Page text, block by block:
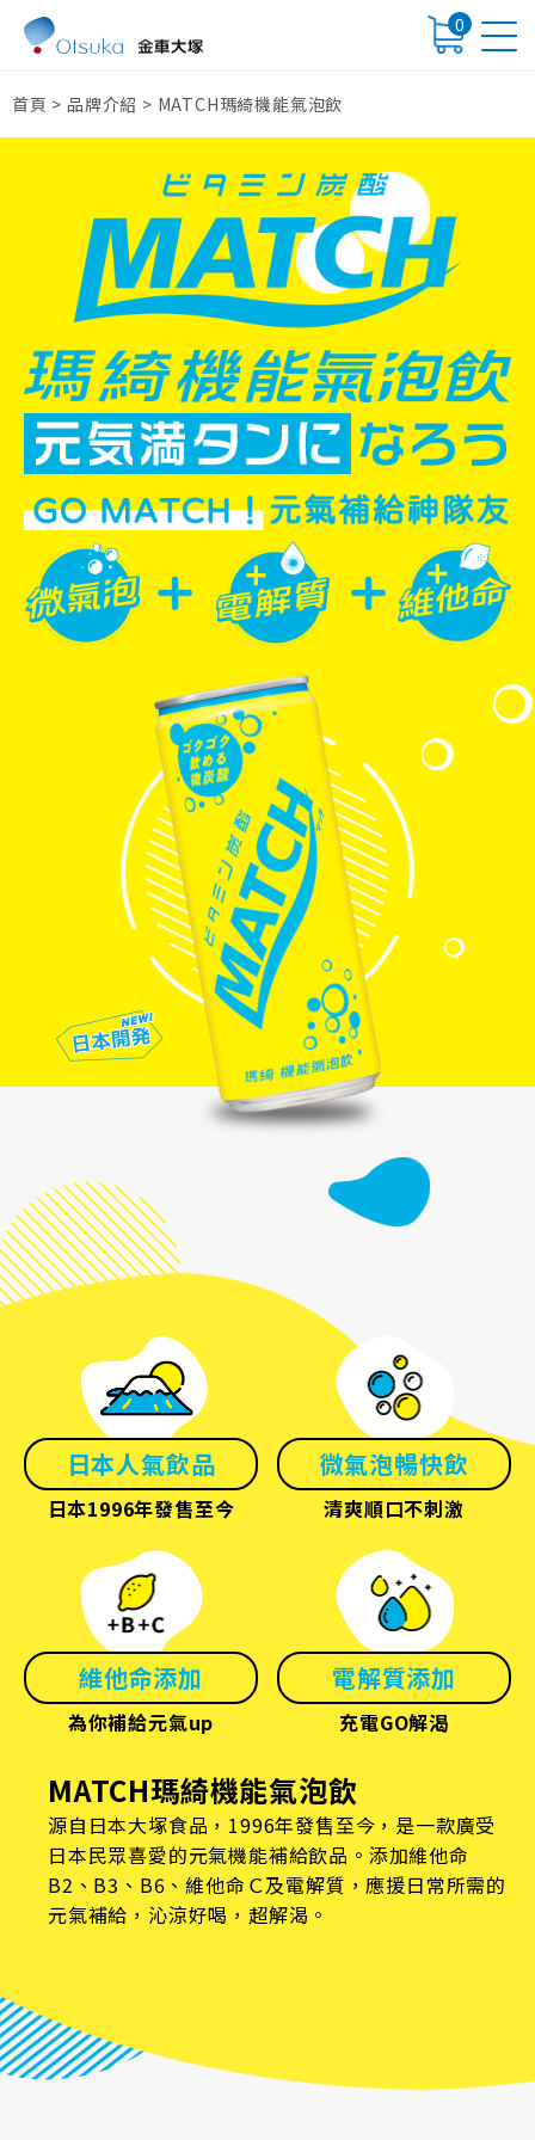
0
首頁 >品牌介紹 > MATCH瑪綺機能氣泡飲
日本人氣飲品
日本1996年發售至今
微氣泡暢快飲
清爽順口不刺激
維他命添加
為你補給元氣up
電解質添加
充電GO解渴
MATCH瑪綺機能氣泡飲
源自日本大塚食品，1996年發售至今，是一款廣受
日本民眾喜愛的元氣機能補給飲品。添加維他命
B2、B3、B6、維他命Ｃ及電解質，應援日常所需的
元氣補給，沁涼好喝，超解渴。